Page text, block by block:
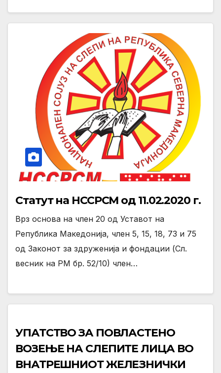
Статут на НССРСМ од 11.02.2020 г.
Врз основа на член 20 од Уставот на
Република Македонија, член 5, 15, 18, 73 и 75
од Законот за здруженија и фондации (Сл.
весник на РМ бр. 52/10) член…
УПАТСТВО ЗА ПОВЛАСТЕНО
ВОЗЕЊЕ НА СЛЕПИТЕ ЛИЦА ВО
ВНАТРЕШНИОТ ЖЕЛЕЗНИЧКИ